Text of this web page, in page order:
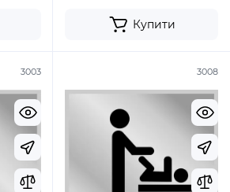
Купити
3003 3008